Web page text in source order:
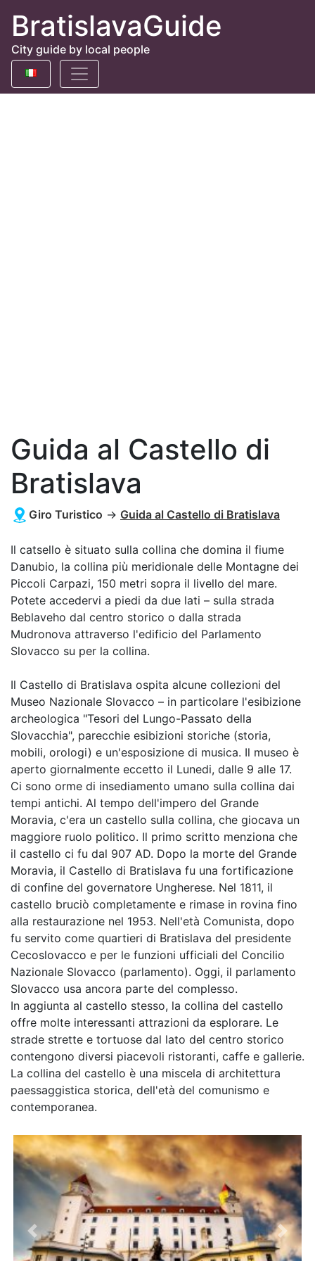
BratislavaGuide
City guide by local people
Guida al Castello di
Bratislava
Giro Turistico → Guida al Castello di Bratislava
Il catsello è situato sulla collina che domina il fiume
Danubio, la collina più meridionale delle Montagne dei
Piccoli Carpazi, 150 metri sopra il livello del mare.
Potete accedervi a piedi da due lati – sulla strada
Beblaveho dal centro storico o dalla strada
Mudronova attraverso l'edificio del Parlamento
Slovacco su per la collina.
Il Castello di Bratislava ospita alcune collezioni del
Museo Nazionale Slovacco – in particolare l'esibizione
archeologica "Tesori del Lungo-Passato della
Slovacchia", parecchie esibizioni storiche (storia,
mobili, orologi) e un'esposizione di musica. Il museo è
aperto giornalmente eccetto il Lunedi, dalle 9 alle 17.
Ci sono orme di insediamento umano sulla collina dai
tempi antichi. Al tempo dell'impero del Grande
Moravia, c'era un castello sulla collina, che giocava un
maggiore ruolo politico. Il primo scritto menziona che
il castello ci fu dal 907 AD. Dopo la morte del Grande
Moravia, il Castello di Bratislava fu una fortificazione
di confine del governatore Ungherese. Nel 1811, il
castello bruciò completamente e rimase in rovina fino
alla restaurazione nel 1953. Nell'età Comunista, dopo
fu servito come quartieri di Bratislava del presidente
Cecoslovacco e per le funzioni ufficiali del Concilio
Nazionale Slovacco (parlamento). Oggi, il parlamento
Slovacco usa ancora parte del complesso.
In aggiunta al castello stesso, la collina del castello
offre molte interessanti attrazioni da esplorare. Le
strade strette e tortuose dal lato del centro storico
contengono diversi piacevoli ristoranti, caffe e gallerie.
La collina del castello è una miscela di architettura
paessaggistica storica, dell'età del comunismo e
contemporanea.
Previous Next